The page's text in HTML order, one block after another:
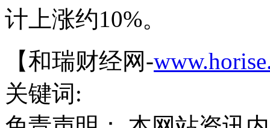
计上涨约10%。
【和瑞财经网-
关键词: